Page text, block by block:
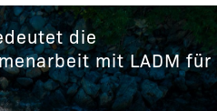
die
mit LADM für